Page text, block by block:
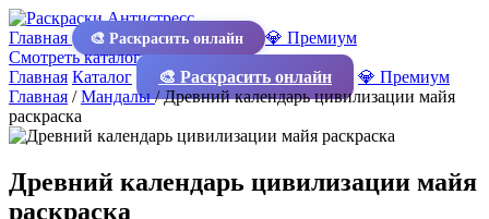
Главная 🎨 Раскрасить онлайн
💎 Премиум
Смотреть каталог
Главная Каталог 🎨 Раскрасить онлайн
💎 Премиум
Главная /Мандалы/Древний календарь цивилизации майя
раскраска
Древний календарь цивилизации майя
раскраска